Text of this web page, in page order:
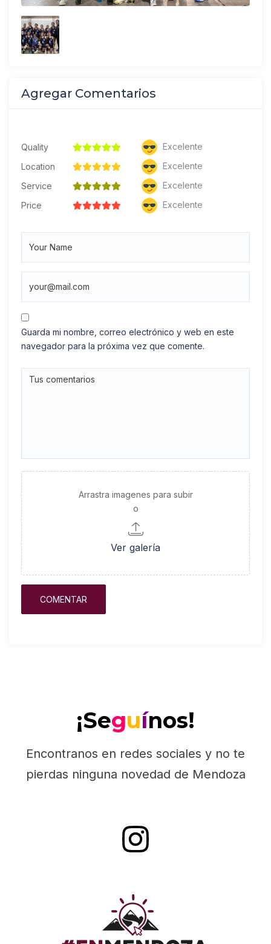
Agregar Comentarios
Quality
Excelente
Location
Excelente
Service
Excelente
Price
Excelente
Guarda mi nombre, correo electrónico y web en este
navegador para la próxima vez que comente.
Arrastra imagenes para subir
o
Ver galería
¡Seguínos!
Encontranos en redes sociales y no te
pierdas ninguna novedad de Mendoza